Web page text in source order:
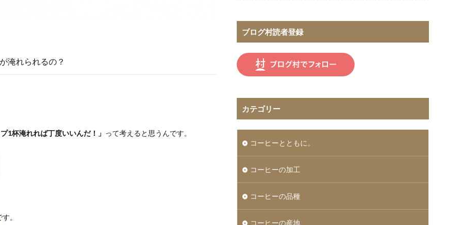
淹れられるの？
1杯淹れれば丁度いいんだ！」 って考えると思うんです。
す。
ブログ村読者登録
カテゴリー
コーヒーとともに。
コーヒーの加工
コーヒーの品種
コーヒーの産地